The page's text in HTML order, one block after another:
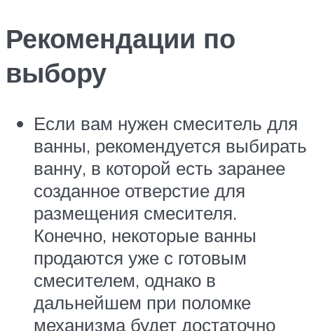
Рекомендации по
выбору
Если вам нужен смеситель для
ванны, рекомендуется выбирать
ванну, в которой есть заранее
созданное отверстие для
размещения смесителя.
Конечно, некоторые ванны
продаются уже с готовым
смесителем, однако в
дальнейшем при поломке
механизма будет достаточно